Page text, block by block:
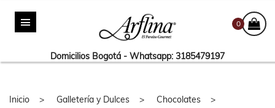
0
Domicilios Bogotá - Whatsapp: 3185479197
Inicio Galletería y Dulces
Chocolates